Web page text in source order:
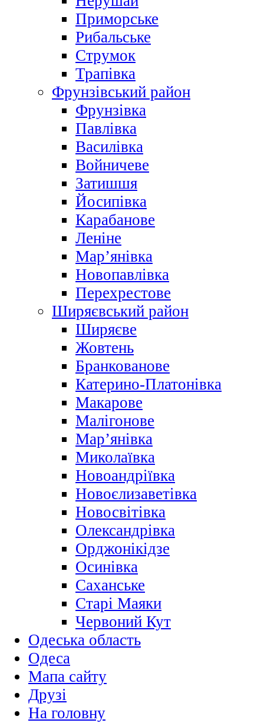
Приморське
Рибальське
Струмок
Трапівка
Фрунзівський район
Фрунзівка
Павлівка
Василівка
Войничеве
Затишшя
Йосипівка
Карабанове
Леніне
Мар’янівка
Новопавлівка
Перехрестове
Ширяєвський район
Ширяєве
Жовтень
Бранкованове
Катерино-Платонівка
Макарове
Малігонове
Мар’янівка
Миколаївка
Новоандріївка
Новоєлизаветівка
Новосвітівка
Олександрівка
Орджонікідзе
Осинівка
Саханське
Старі Маяки
Червоний Кут
Одеська область
Одеса
Мапа сайту
Друзі
На головну